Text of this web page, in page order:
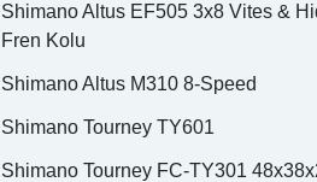
Shimano Altus EF505 3x8 Vites &
Fren Kolu
Shimano Altus M310 8-Speed
Shimano Tourney TY601
Shimano Tourney FC-TY301